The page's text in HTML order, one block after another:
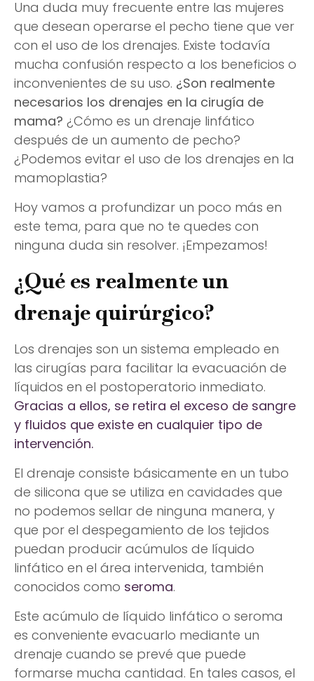
Una duda muy frecuente entre las mujeres
que desean operarse el pecho tiene que ver
con el uso de los drenajes. Existe todavía
mucha confusión respecto a los beneficios o
inconvenientes de su uso. ¿Son realmente
necesarios los drenajes en la cirugía de
mama? ¿Cómo es un drenaje linfático
después de un aumento de pecho?
¿Podemos evitar el uso de los drenajes en la
mamoplastia?
Hoy vamos a profundizar un poco más en
este tema, para que no te quedes con
ninguna duda sin resolver. ¡Empezamos!
¿Qué es realmente un
drenaje quirúrgico?
Los drenajes son un sistema empleado en
las cirugías para facilitar la evacuación de
líquidos en el postoperatorio inmediato.
Gracias a ellos, se retira el exceso de sangre
y fluidos que existe en cualquier tipo de
intervención.
El drenaje consiste básicamente en un tubo
de silicona que se utiliza en cavidades que
no podemos sellar de ninguna manera, y
que por el despegamiento de los tejidos
puedan producir acúmulos de líquido
linfático en el área intervenida, también
conocidos como seroma.
Este acúmulo de líquido linfático o seroma
es conveniente evacuarlo mediante un
drenaje cuando se prevé que puede
formarse mucha cantidad. En tales casos, el